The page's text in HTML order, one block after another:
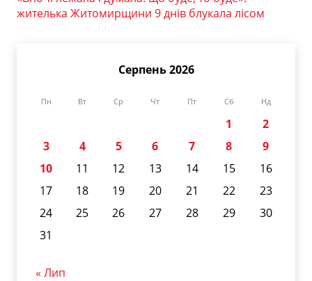
жителька Житомирщини 9 днів блукала лісом
Серпень 2026
Пн Вт Ср Чт Пт Сб Нд
1
2
3
4 5 6 7 8
9
10
11 12 13 14 15
16
17
18 19 20 21 22
23
24
25 26 27 28 29
30
31
« Лип